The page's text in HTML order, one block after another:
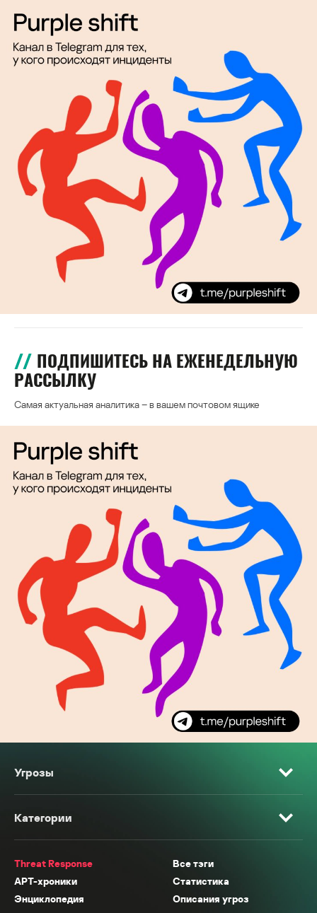
ПОДПИШИТЕСЬ НА ЕЖЕНЕДЕЛЬНУЮ
РАССЫЛКУ
Самая актуальная аналитика – в вашем почтовом ящике
Угрозы
Категории
Threat Response
Все тэги
APT-хроники
Статистика
Энциклопедия
Описания угроз